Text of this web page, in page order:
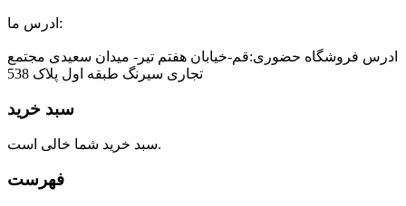
ادرس ما:
ادرس فروشگاه حضوری:قم-خیابان هفتم تیر- میدان سعیدی مجتمع
تجاری سیرنگ طبقه اول پلاک 538
سبد خرید
سبد خرید شما خالی است.
فهرست